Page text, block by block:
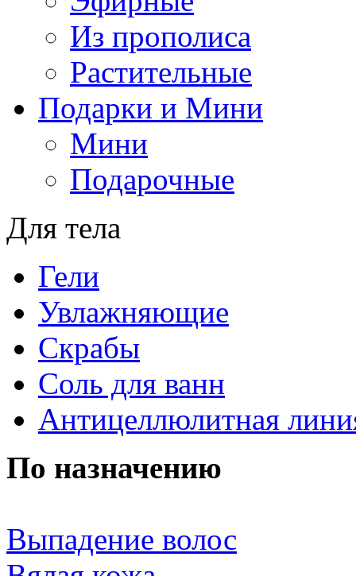
Из прополиса
Растительные
Подарки и Мини
Мини
Подарочные
Для тела
Гели
Увлажняющие
Скрабы
Соль для ванн
Антицеллюлитная
По назначению
Выпадение волос